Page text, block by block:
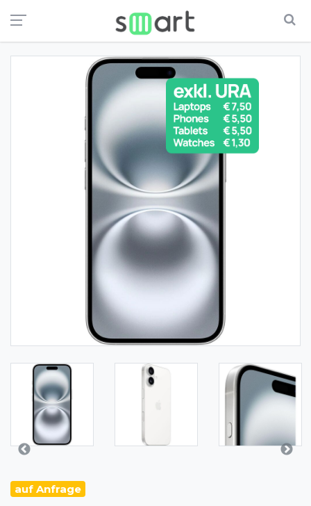
auf Anfrage